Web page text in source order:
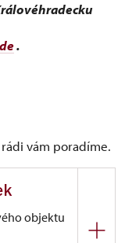
.
vám poradíme.
objektu